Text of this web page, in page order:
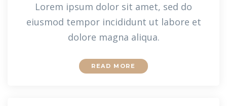
Lorem ipsum dolor sit amet, sed do
eiusmod tempor incididunt ut labore et
dolore magna aliqua.
READ MORE